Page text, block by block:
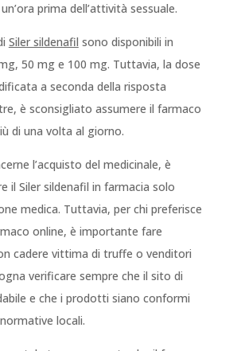
prima dell’attività sessuale.
Siler sildenafil sono disponibili in
50 mg e 100 mg. Tuttavia, la dose
a seconda della risposta
è sconsigliato assumere il farmaco
di una volta al giorno.
l’acquisto del medicinale, è
il Siler sildenafil in farmacia solo
medica. Tuttavia, per chi preferisce
online, è importante fare
cadere vittima di truffe o venditori
verificare sempre che il sito di
e che i prodotti siano conformi
locali.